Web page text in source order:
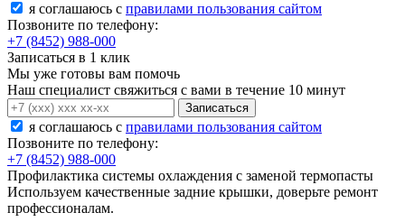
я соглашаюсь c правилами пользования сайтом
Позвоните по телефону:
+7 (8452) 988-000
Записаться в 1 клик
Мы уже готовы вам помочь
Наш специалист свяжиться с вами в течение 10 минут
Записаться
я соглашаюсь c правилами пользования сайтом
Позвоните по телефону:
+7 (8452) 988-000
Профилактика системы охлаждения с заменой термопасты
Используем качественные задние крышки, доверьте ремонт
профессионалам.